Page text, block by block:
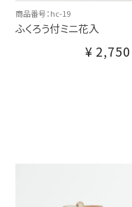
商品番号：hc-19
ふくろう付ミニ花入
¥ 2,750